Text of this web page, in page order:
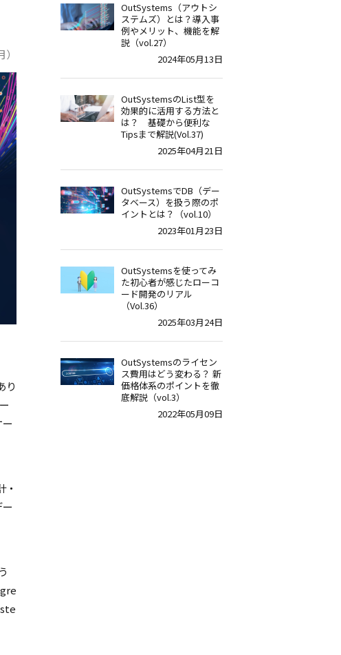
り
OutSystems（アウトシ
ステムズ）とは？導入事
例やメリット、機能を解
説（vol.27）
2024年05月13日
OutSystemsのList型を
効果的に活用する方法と
は？ 基礎から便利な
Tipsまで解説(Vol.37)
2025年04月21日
OutSystemsでDB（デー
タベース）を扱う際のポ
イントとは？（vol.10）
2023年01月23日
OutSystemsを使ってみ
た初心者が感じたローコ
ード開発のリアル
（Vol.36）
2025年03月24日
OutSystemsのライセン
ス費用はどう変わる？ 新
価格体系のポイントを徹
底解説（vol.3）
2022年05月09日